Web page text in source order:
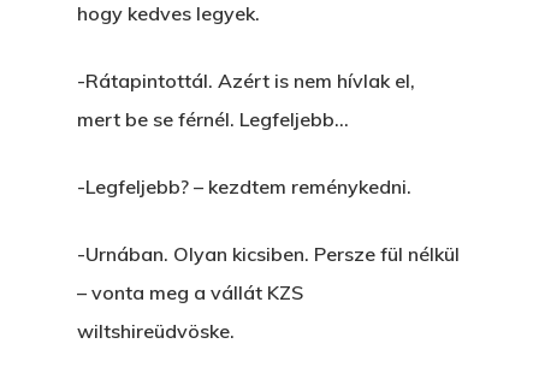
hogy kedves legyek.
-Rátapintottál. Azért is nem hívlak el,
mert be se férnél. Legfeljebb…
-Legfeljebb? – kezdtem reménykedni.
-Urnában. Olyan kicsiben. Persze fül nélkül
– vonta meg a vállát KZS
wiltshireüdvöske.